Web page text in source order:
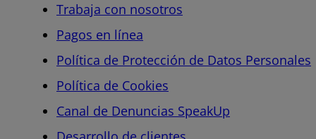
Trabaja con nosotros
Pagos en línea
Política de Protección de Datos Personales
Política de Cookies
Canal de Denuncias SpeakUp